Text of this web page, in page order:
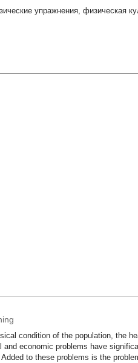
упражнения, физическая
condition of the population, the
economic problems have
to these problems is the